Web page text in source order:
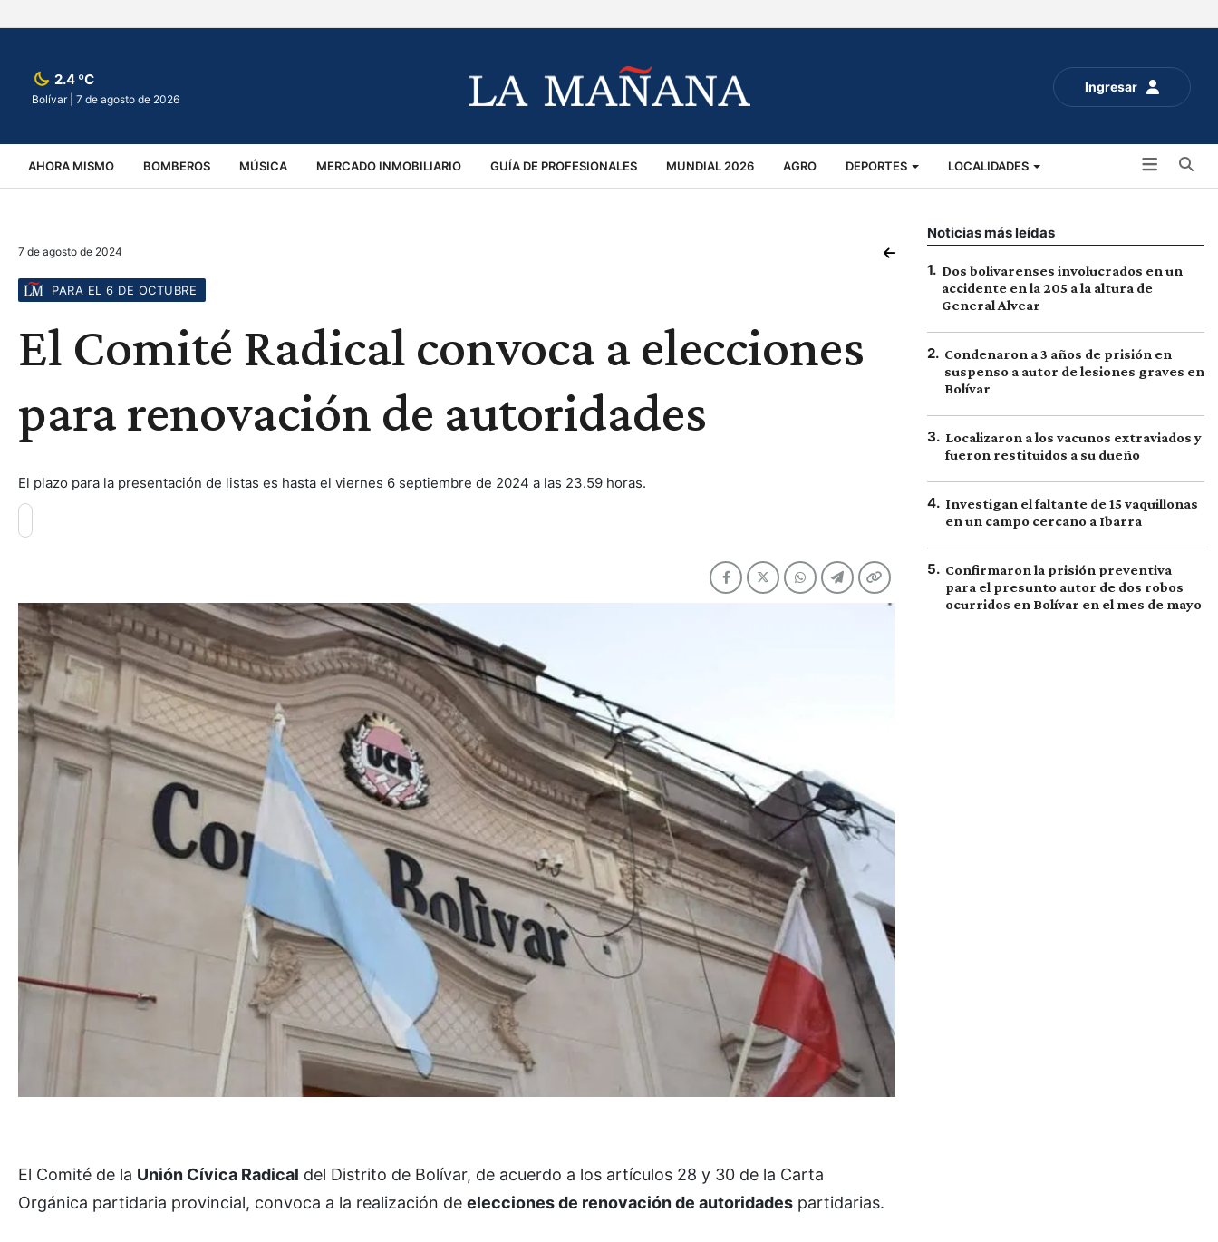
Ingresar
2.4 ºC
Bolívar | 7 de agosto de 2026
AHORA MISMO BOMBEROS MÚSICA MERCADO INMOBILIARIO GUÍA DE PROFESIONALES MUNDIAL 2026 AGRO DEPORTES LOCALIDADES
VIRALES ACCIDENTES
7 de agosto de 2024
PARA EL 6 DE OCTUBRE
El Comité Radical convoca a elecciones
para renovación de autoridades
El plazo para la presentación de listas es hasta el viernes 6 septiembre de 2024 a las 23.59 horas.
El Comité de la Unión Cívica Radical del Distrito de Bolívar, de acuerdo a los artículos 28 y 30 de la Carta
Orgánica partidaria provincial, convoca a la realización de elecciones de renovación de autoridades partidarias.
Noticias más leídas
1. Dos bolivarenses involucrados en un
accidente en la 205 a la altura de
General Alvear
2. Condenaron a 3 años de prisión en
suspenso a autor de lesiones graves en
Bolívar
3. Localizaron a los vacunos extraviados y
fueron restituidos a su dueño
4. Investigan el faltante de 15 vaquillonas
en un campo cercano a Ibarra
5. Confirmaron la prisión preventiva
para el presunto autor de dos robos
ocurridos en Bolívar en el mes de mayo